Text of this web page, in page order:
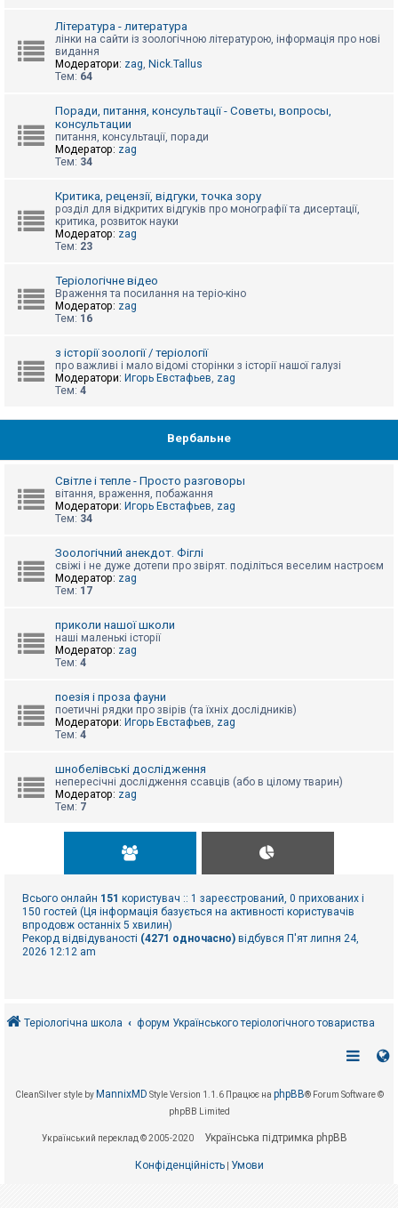
м
о
г
Література - литература
лінки на сайти із зоологічною літературою, інформація про нові
видання
Модератори: zag, Nick.Tallus
Тем: 64
Поради, питання, консультації - Советы, вопросы,
консультации
питання, консультації, поради
Модератор: zag
Тем: 34
Критика, рецензії, відгуки, точка зору
розділ для відкритих відгуків про монографії та дисертації,
критика, розвиток науки
Модератор: zag
Тем: 23
Теріологічне відео
Враження та посилання на теріо-кіно
Модератор: zag
Тем: 16
з історії зоології / теріології
про важливі і мало відомі сторінки з історії нашої галузі
Модератори: Игорь Евстафьев, zag
Тем: 4
Вербальне
Світле і тепле - Просто разговоры
вітання, враження, побажання
Модератори: Игорь Евстафьев, zag
Тем: 34
Зоологічний анекдот. Фіглі
свіжі і не дуже дотепи про звірят. поділіться веселим настроєм
Модератор: zag
Тем: 17
приколи нашої школи
наші маленькі історії
Модератор: zag
Тем: 4
поезія і проза фауни
поетичні рядки про звірів (та їхніх дослідників)
Модератори: Игорь Евстафьев, zag
Тем: 4
шнобелівські дослідження
непересічні дослідження ссавців (або в цілому тварин)
Модератор: zag
Тем: 7
Всього онлайн 151 користувач :: 1 зареєстрований, 0 прихованих і
150 гостей (Ця інформація базується на активності користувачів
впродовж останніх 5 хвилин)
Рекорд відвідуваності (4271 одночасно) відбувся П'ят липня 24,
2026 12:12 am
Теріологічна школа форум Українського теріологічного товариства
CleanSilver style by MannixMD Style Version 1.1.6 Працює на phpBB® Forum Software ©
phpBB Limited
Український переклад © 2005-2020 Українська підтримка phpBB
Конфіденційність| Умови